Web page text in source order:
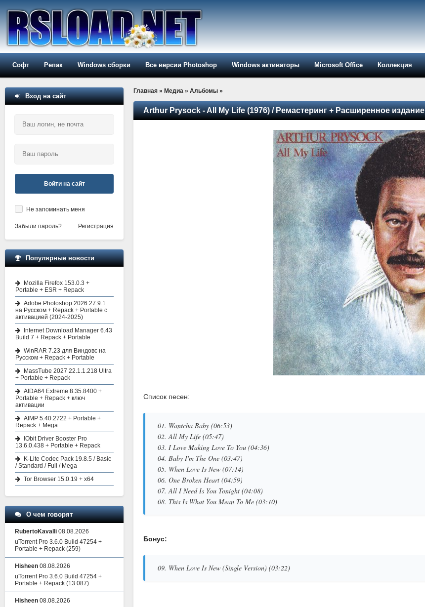
Софт Репак Windows сборки Все версии Photoshop Windows активаторы Microsoft Office Коллекция
Главная » Медиа » Альбомы »
Arthur Prysock - All My Life (1976) / Ремастеринг + Расширенное издание
Список песен:
01. Wantcha Baby (06:53)
02. All My Life (05:47)
03. I Love Making Love To You (04:36)
04. Baby I'm The One (03:47)
05. When Love Is New (07:14)
06. One Broken Heart (04:59)
07. All I Need Is You Tonight (04:08)
08. This Is What You Mean To Me (03:10)
Бонус:
09. When Love Is New (Single Version) (03:22)
Вход на сайт
Войти на сайт
Не запоминать меня
Забыли пароль? Регистрация
Популярные новости
Mozilla Firefox 153.0.3 +
Portable + ESR + Repack
Adobe Photoshop 2026 27.9.1
на Русском + Repack + Portable с
активацией (2024-2025)
Internet Download Manager 6.43
Build 7 + Repack + Portable
WinRAR 7.23 для Виндовс на
Русском + Repack + Portable
MassTube 2027 22.1.1.218 Ultra
+ Portable + Repack
AIDA64 Extreme 8.35.8400 +
Portable + Repack + ключ
активации
AIMP 5.40.2722 + Portable +
Repack + Mega
IObit Driver Booster Pro
13.6.0.438 + Portable + Repack
K-Lite Codec Pack 19.8.5 / Basic
/ Standard / Full / Mega
Tor Browser 15.0.19 + x64
О чем говорят
RubertoKavalli 08.08.2026
uTorrent Pro 3.6.0 Build 47254 +
Portable + Repack (259)
Hisheen 08.08.2026
uTorrent Pro 3.6.0 Build 47254 +
Portable + Repack (13 087)
Hisheen 08.08.2026